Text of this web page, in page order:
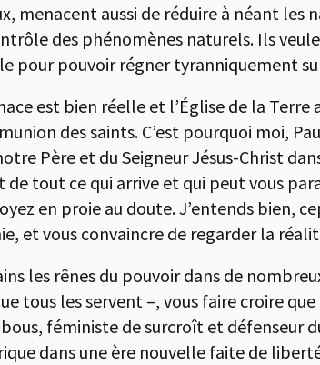
menacent aussi de réduire à néant
des phénomènes naturels. Ils
pour pouvoir régner tyranniquement
est bien réelle et l’Église de la Terre
des saints. C’est pourquoi moi,
Père et du Seigneur Jésus-Christ
de tout ce qui arrive et qui peut vous
en proie au doute. J’entends bien,
et vous convaincre de regarder la
les rênes du pouvoir dans de
tous les servent –, vous faire croire
féministe de surcroît et défenseur
dans une ère nouvelle faite de